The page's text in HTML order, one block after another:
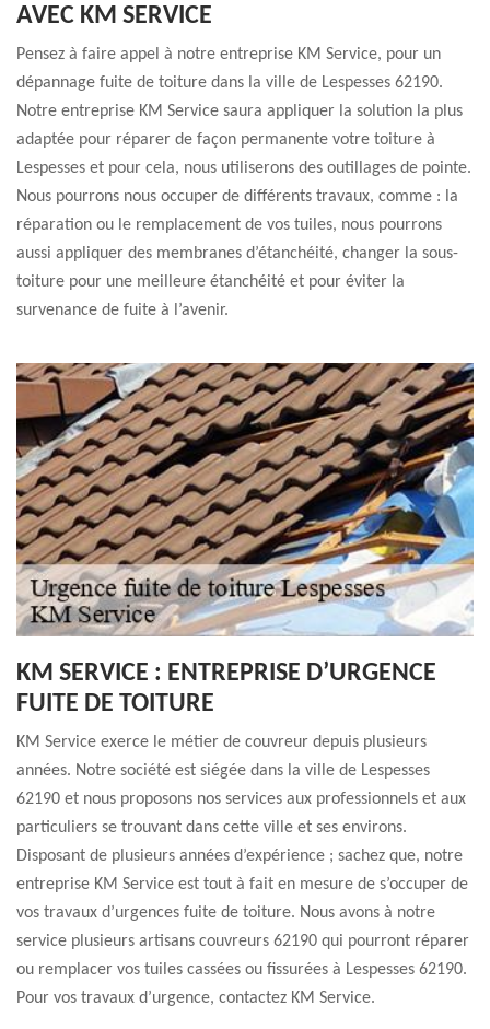
AVEC KM SERVICE
Pensez à faire appel à notre entreprise KM Service, pour un
dépannage fuite de toiture dans la ville de Lespesses 62190.
Notre entreprise KM Service saura appliquer la solution la plus
adaptée pour réparer de façon permanente votre toiture à
Lespesses et pour cela, nous utiliserons des outillages de pointe.
Nous pourrons nous occuper de différents travaux, comme : la
réparation ou le remplacement de vos tuiles, nous pourrons
aussi appliquer des membranes d’étanchéité, changer la sous-
toiture pour une meilleure étanchéité et pour éviter la
survenance de fuite à l’avenir.
KM SERVICE : ENTREPRISE D’URGENCE
FUITE DE TOITURE
KM Service exerce le métier de couvreur depuis plusieurs
années. Notre société est siégée dans la ville de Lespesses
62190 et nous proposons nos services aux professionnels et aux
particuliers se trouvant dans cette ville et ses environs.
Disposant de plusieurs années d’expérience ; sachez que, notre
entreprise KM Service est tout à fait en mesure de s’occuper de
vos travaux d’urgences fuite de toiture. Nous avons à notre
service plusieurs artisans couvreurs 62190 qui pourront réparer
ou remplacer vos tuiles cassées ou fissurées à Lespesses 62190.
Pour vos travaux d’urgence, contactez KM Service.